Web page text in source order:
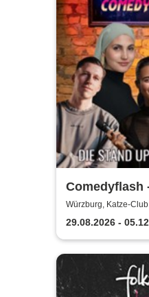
Comedyflash
Comedy
Würzburg, Katze-Club
29.08.2026 -